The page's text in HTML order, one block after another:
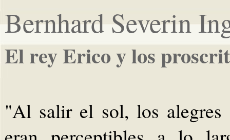
Bernhard Severin
El rey Erico y los
"Al salir el sol, los alegres